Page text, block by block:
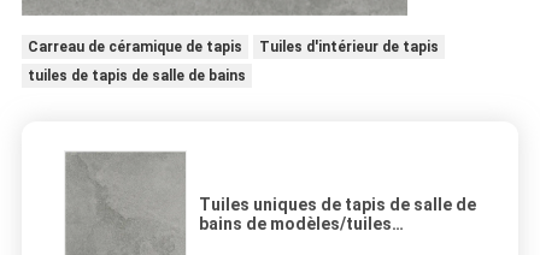
Carreau de céramique de tapis
Tuiles d'intérieur de tapis
tuiles de tapis de salle de bains
Tuiles uniques de tapis de salle de
bains de modèles/tuiles